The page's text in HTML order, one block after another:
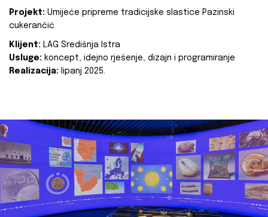
Projekt: Umijeće pripreme tradicijske slastice Pazinski
cukerančić
Klijent: LAG Središnja Istra
Usluge: koncept, idejno rješenje, dizajn i programiranje
Realizacija: lipanj 2025.